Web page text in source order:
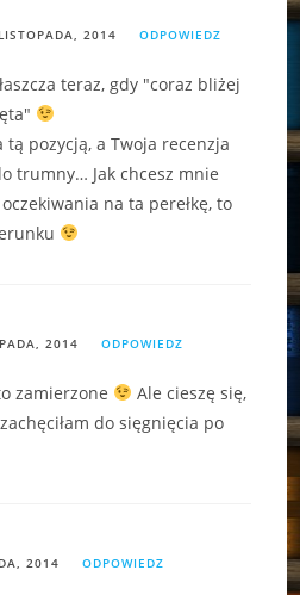
2014 ODPOWIEDZ
teraz, gdy "coraz bliżej
pozycją, a Twoja recenzja
trumny… Jak chcesz mnie
na ta perełkę, to
2014 ODPOWIEDZ
zamierzone
Ale cieszę się,
do sięgnięcia po
2014 ODPOWIEDZ